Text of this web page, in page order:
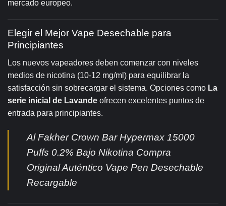
mercado europeo.
Elegir el Mejor Vape Desechable para
Principiantes
Los nuevos vapeadores deben comenzar con niveles
medios de nicotina (10-12 mg/ml) para equilibrar la
satisfacción sin sobrecargar el sistema. Opciones como La
serie inicial de Lavande ofrecen excelentes puntos de
entrada para principiantes.
Al Fakher Crown Bar Hypermax 15000
Puffs 0.2% Bajo Nikotina Compra
Original Auténtico Vape Pen Desechable
Recargable